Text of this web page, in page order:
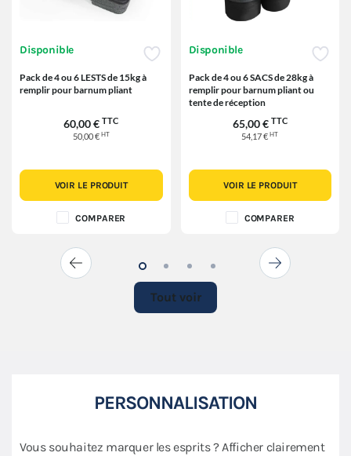
Disponible
Pack de 4 ou 6 LESTS de 15kg à
remplir pour barnum pliant
60,00 € TTC
50,00 € HT
VOIR LE PRODUIT
COMPARER
Disponible
Pack de 4 ou 6 SACS de 28kg à
remplir pour barnum pliant ou
tente de réception
65,00 € TTC
54,17 €HT
VOIR LE PRODUIT
COMPARER
Tout voir
PERSONNALISATION
Vous souhaitez marquer les esprits ? Afficher clairement